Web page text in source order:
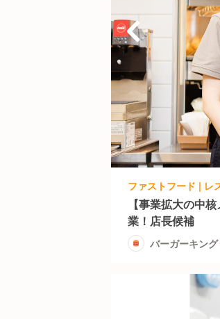
【事業拡大の中
業！店長候補
バーガーキン